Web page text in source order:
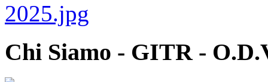
Chi Siamo - GITR -